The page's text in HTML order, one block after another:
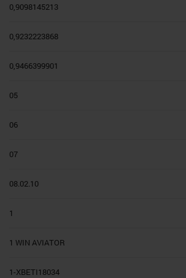
0,9098145213
0,9232223868
0,9466399901
05
06
07
08.02.10
1
1 WIN AVIATOR
1-XBETI18034